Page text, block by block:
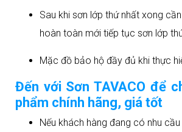
Sau khi sơn lớp thứ nhất xong
hoàn toàn mới tiếp tục sơn lớp
Mặc đồ bảo hộ đầy đủ khi thực
Đến với Sơn TAVACO để
phẩm chính hãng, giá tốt
Nếu khách hàng đang có nhu